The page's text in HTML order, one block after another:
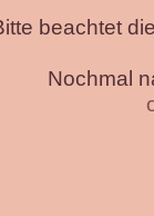
beachtet
Nochmal